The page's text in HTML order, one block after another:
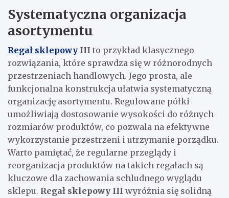
Systematyczna organizacja
asortymentu
Regał sklepowy III to przykład klasycznego
rozwiązania, które sprawdza się w różnorodnych
przestrzeniach handlowych. Jego prosta, ale
funkcjonalna konstrukcja ułatwia systematyczną
organizację asortymentu. Regulowane półki
umożliwiają dostosowanie wysokości do różnych
rozmiarów produktów, co pozwala na efektywne
wykorzystanie przestrzeni i utrzymanie porządku.
Warto pamiętać, że regularne przeglądy i
reorganizacja produktów na takich regałach są
kluczowe dla zachowania schludnego wyglądu
sklepu. Regał sklepowy III wyróżnia się solidną